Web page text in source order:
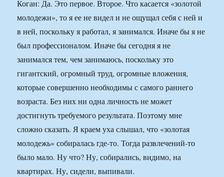
Коган: Да. Это первое. Второе. Что касается «золотой
молодежи», то я ее не видел и не ощущал себя с ней и
в ней, поскольку я работал, я занимался. Иначе бы я не
был профессионалом. Иначе бы сегодня я не
занимался тем, чем занимаюсь, поскольку это
гигантский, огромный труд, огромные вложения,
которые совершенно необходимы с самого раннего
возраста. Без них ни одна личность не может
достигнуть требуемого результата. Поэтому мне
сложно сказать. Я краем уха слышал, что «золотая
молодежь» собиралась где-то. Тогда развлечений-то
было мало. Ну что? Ну, собирались, видимо, на
квартирах. Ну, сидели, выпивали.